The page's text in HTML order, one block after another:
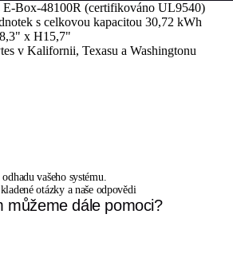
48100R (certifikováno UL9540)
s celkovou kapacitou 30,72 kWh
x H15,7"
v Kalifornii, Texasu a Washingtonu
vašeho systému.
otázky a naše odpovědi
můžeme dále pomoci?